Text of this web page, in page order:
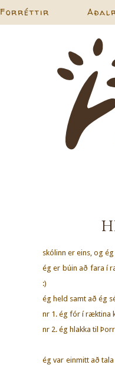
Forréttir
skólinn er eins, og
ég er búin að fara í
:)
ég held samt að ég
nr 1. ég fór í ræktina
nr 2. ég hlakka til
ég var einmitt að